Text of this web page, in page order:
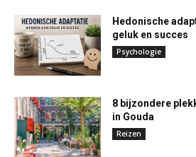
Hedonische
geluk en succes
Psychologie
8 bijzondere
in Gouda
Reizen